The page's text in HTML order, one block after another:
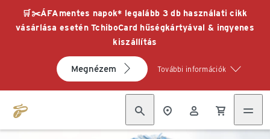
🛒✂️ÁFAmentes napok* legalább 3 db használati cikk
vásárlása esetén TchiboCard hűségkártyával & ingyenes
kiszállítás
Megnézem További információk